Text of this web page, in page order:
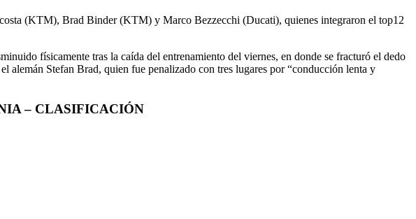
(KTM), Brad Binder (KTM) y Marco Bezzecchi (Ducati), quienes integraron el top12
físicamente tras la caída del entrenamiento del viernes, en donde se fracturó el dedo
alemán Stefan Brad, quien fue penalizado con tres lugares por “conducción lenta y
– CLASIFICACIÓN